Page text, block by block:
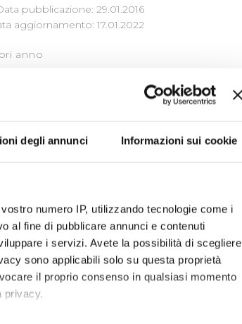
degli annunci Informazioni sui cookie
numero IP, utilizzando tecnologie come i
al fine di pubblicare annunci e contenuti
i servizi. Avete la possibilità di scegliere
sono applicabili solo su questa proprietà
il proprio consenso in qualsiasi momento
privacy.
pubblicazione: 29.01.2016
aggiornamento: 17.01.2022
anno